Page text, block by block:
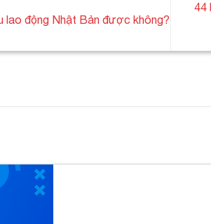
lao động Nhật Bản được không?
44